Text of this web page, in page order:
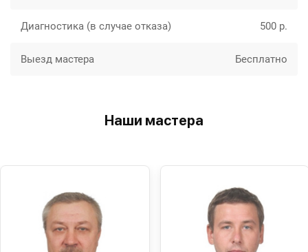
Диагностика (в случае отказа) 500 р.
Выезд мастера Бесплатно
Наши мастера